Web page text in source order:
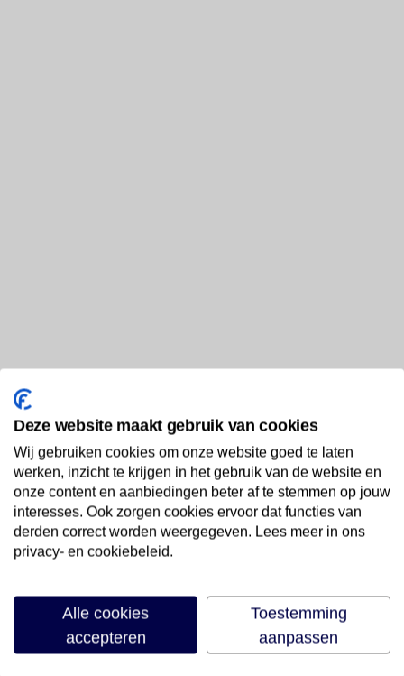
Deze website maakt gebruik van cookies
Wij gebruiken cookies om onze website goed te laten
werken, inzicht te krijgen in het gebruik van de website en
onze content en aanbiedingen beter af te stemmen op jouw
interesses. Ook zorgen cookies ervoor dat functies van
derden correct worden weergegeven. Lees meer in ons
privacy- en cookiebeleid.
Alle cookies
accepteren
Toestemming
aanpassen